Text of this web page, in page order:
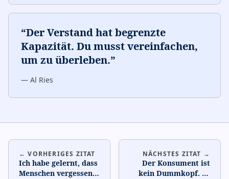
“Der Verstand hat begrenzte
Kapazität. Du musst vereinfachen,
um zu überleben.”
— Al Ries
← VORHERIGES ZITAT
Ich habe gelernt, dass
Menschen vergessen,
NÄCHSTES ZITAT →
Der Konsument ist
kein Dummkopf. Es